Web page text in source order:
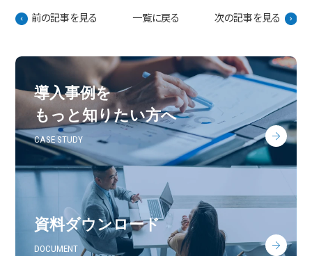
前の記事を見る 一覧に戻る 次の記事を見る
導入事例を
もっと知りたい方へ
CASE STUDY
資料ダウンロード
DOCUMENT